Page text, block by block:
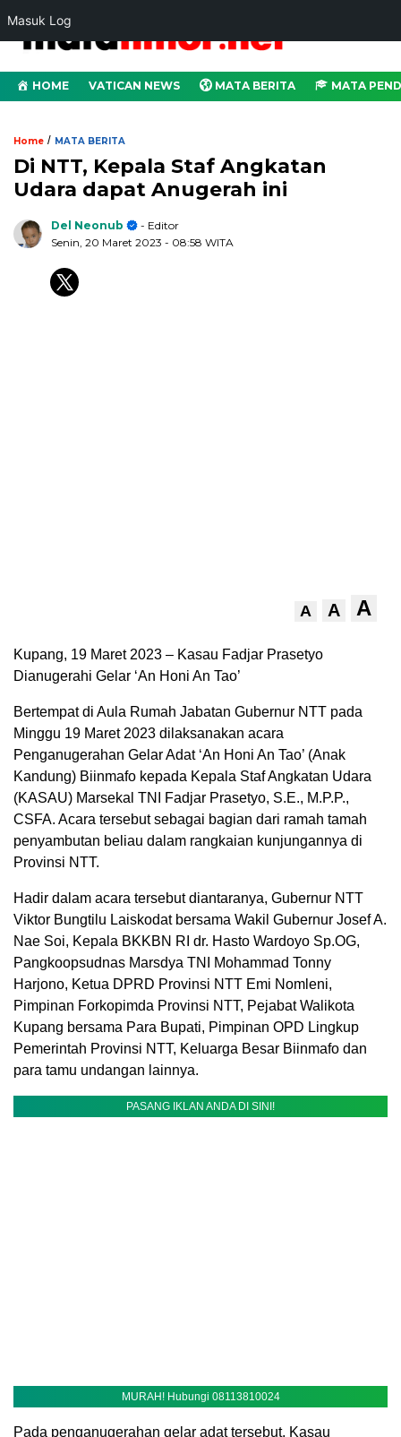
Masuk Log
HOME VATICAN NEWS MATA BERITA MATA
Home / MATA BERITA
Di NTT, Kepala Staf Angkatan
Udara dapat Anugerah ini
Del Neonub
- Editor
Senin, 20 Maret 2023 - 08:58 WITA
A A A
Kupang, 19 Maret 2023 – Kasau Fadjar Prasetyo
Dianugerahi Gelar ‘An Honi An Tao’
Bertempat di Aula Rumah Jabatan Gubernur NTT pada
Minggu 19 Maret 2023 dilaksanakan acara
Penganugerahan Gelar Adat ‘An Honi An Tao’ (Anak
Kandung) Biinmafo kepada Kepala Staf Angkatan Udara
(KASAU) Marsekal TNI Fadjar Prasetyo, S.E., M.P.P.,
CSFA. Acara tersebut sebagai bagian dari ramah tamah
penyambutan beliau dalam rangkaian kunjungannya di
Provinsi NTT.
Hadir dalam acara tersebut diantaranya, Gubernur NTT
Viktor Bungtilu Laiskodat bersama Wakil Gubernur Josef A.
Nae Soi, Kepala BKKBN RI dr. Hasto Wardoyo Sp.OG,
Pangkoopsudnas Marsdya TNI Mohammad Tonny
Harjono, Ketua DPRD Provinsi NTT Emi Nomleni,
Pimpinan Forkopimda Provinsi NTT, Pejabat Walikota
Kupang bersama Para Bupati, Pimpinan OPD Lingkup
Pemerintah Provinsi NTT, Keluarga Besar Biinmafo dan
para tamu undangan lainnya.
PASANG IKLAN ANDA DI SINI!
MURAH! Hubungi 08113810024
Pada penganugerahan gelar adat tersebut, Kasau